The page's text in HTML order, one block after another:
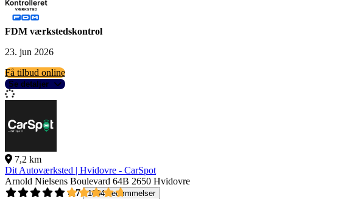
FDM værkstedskontrol
23. jun 2026
Få tilbud online
Se detaljer
7,2 km
Dit Autoværksted | Hvidovre - CarSpot
Arnold Nielsens Boulevard 64B 2650 Hvidovre
4,7
1004 bedømmelser